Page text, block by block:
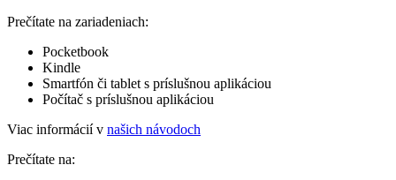
Prečítate na zariadeniach:
Pocketbook
Kindle
Smartfón či tablet s príslušnou aplikáciou
Počítač s príslušnou aplikáciou
Viac informácií v našich návodoch
Prečítate na: